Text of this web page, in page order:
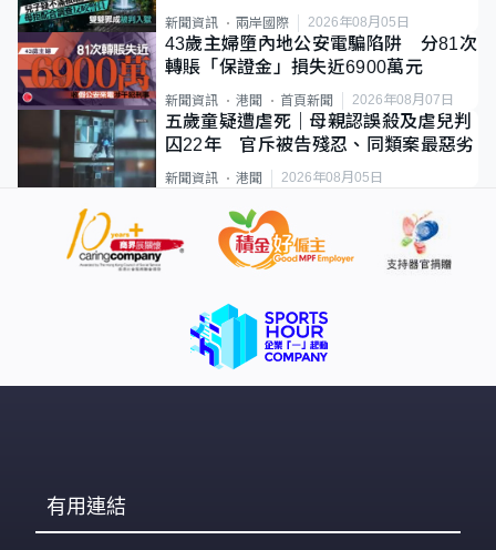
新聞資訊 兩岸國際 2026年08月05日
43歲主婦墮內地公安電騙陷阱 分81次
轉賬「保證金」損失近6900萬元
新聞資訊 港聞 首頁新聞 2026年08月07日
五歲童疑遭虐死｜母親認誤殺及虐兒判
囚22年 官斥被告殘忍、同類案最惡劣
新聞資訊 港聞 2026年08月05日
有用連結